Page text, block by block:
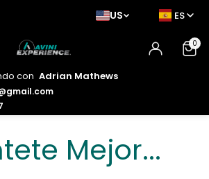
con Adrian Mathews
US ES
0
Mejor. Luce
Vive Mejor.
Mejor...